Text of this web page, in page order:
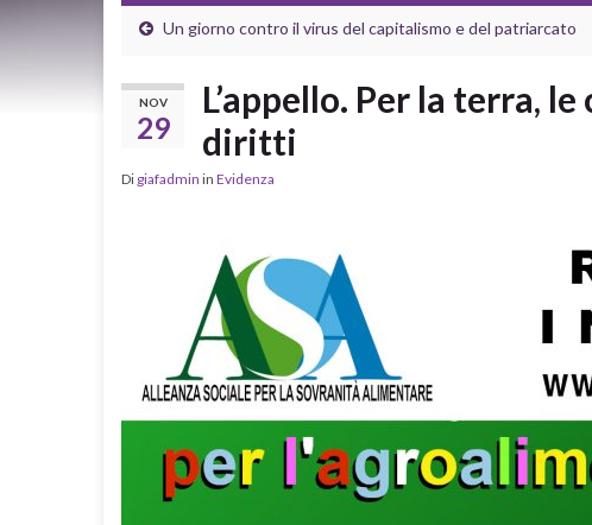
Un giorno contro il virus del capitalismo e del patriarcato
NOV
29
L’appello. Per la terra,
diritti
Di giafadmin in Evidenza